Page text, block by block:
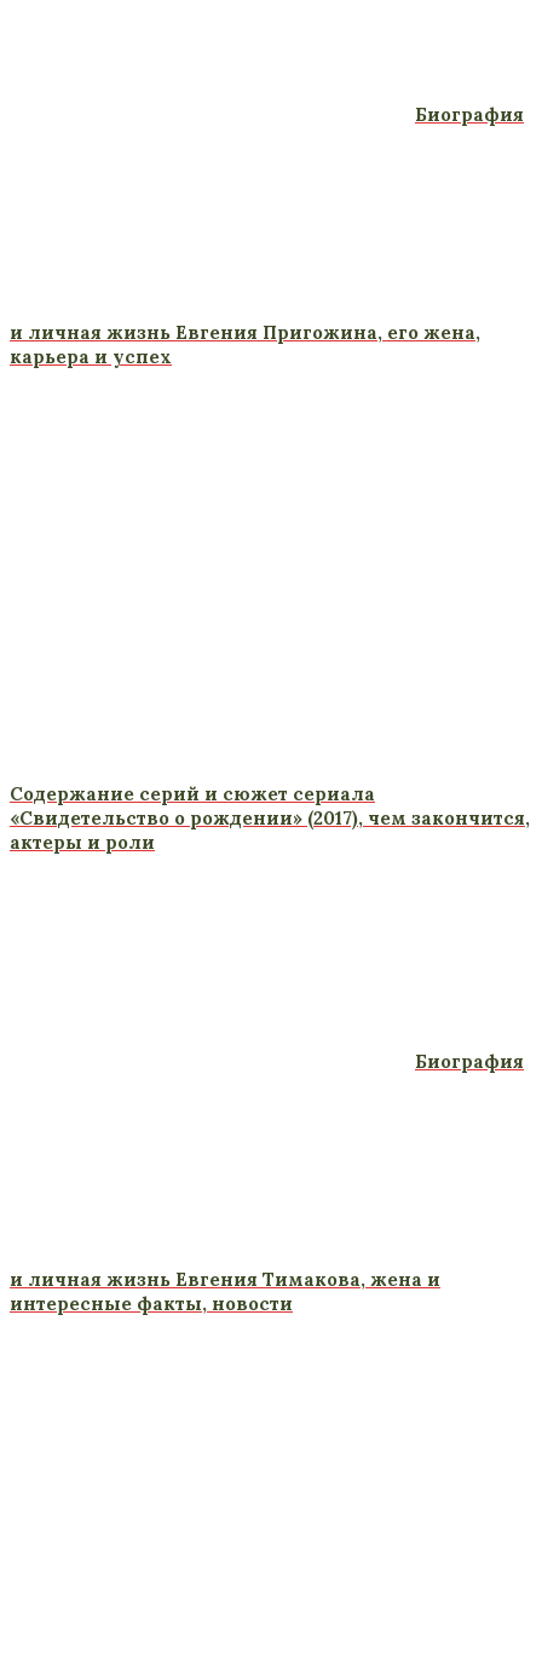
Биография
и личная жизнь Евгения Пригожина, его жена,
карьера и успех
Содержание серий и сюжет сериала
«Свидетельство о рождении» (2017), чем закончится,
актеры и роли
Биография
и личная жизнь Евгения Тимакова, жена и
интересные факты, новости